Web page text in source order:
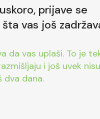
prijave se
vas još
da vas uplaši. To je
još uvek nisu
dva dana.